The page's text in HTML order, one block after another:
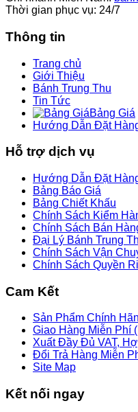
Thời gian phục vụ: 24/7
Thông tin
Trang chủ
Giới Thiệu
Bánh Trung Thu
Tin Tức
Bảng Giá
Hướng Dẫn Đặt
Hỗ trợ dịch vụ
Hướng Dẫn Đặt
Bảng Báo Giá
Bảng Chiết Khấu
Chính Sách Kiểm
Chính Sách Bán
Đại Lý Bánh Trung
Chính Sách Vận
Chính Sách Quyền
Cam Kết
Sản Phẩm Chính
Giao Hàng Miễn Phí
Xuất Đầy Đủ VAT,
Đổi Trả Hàng Miễn
Site Map
Kết nối ngay